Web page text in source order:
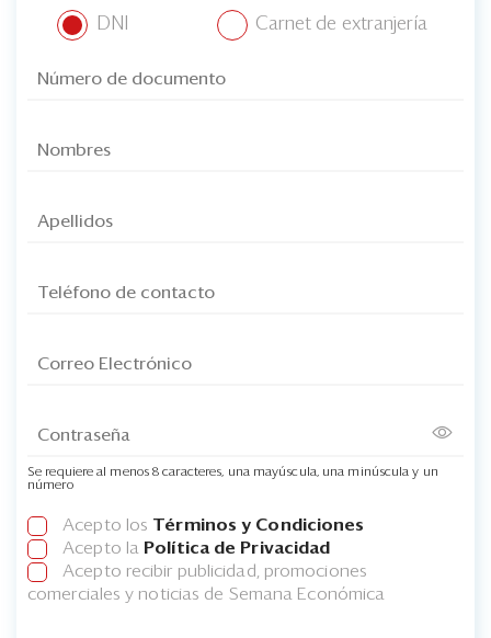
DNI Carnet de extranjería
Se requiere al menos 8 caracteres, una mayúscula, una minúscula y un
número
Acepto los Términos y Condiciones
Acepto la Política de Privacidad
Acepto recibir publicidad, promociones
comerciales y noticias de Semana Económica